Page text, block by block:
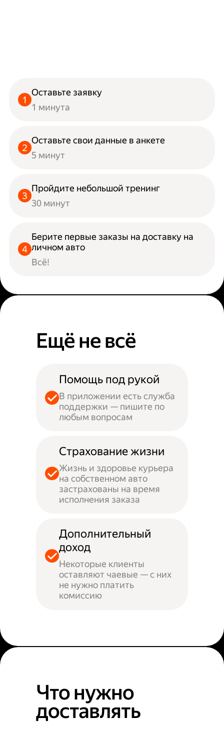
Оставьте заявку
1 минута
Оставьте свои данные в анкете
5 минут
Пройдите небольшой тренинг
30 минут
Берите первые заказы на доставку на
личном авто
Всё!
Ещё не всё
Помощь под рукой
В приложении есть служба
поддержки — пишите по
любым вопросам
Страхование жизни
Жизнь и здоровье курьера
на собственном авто
застрахованы на время
исполнения заказа
Дополнительный
доход
Некоторые клиенты
оставляют чаевые — с них
не нужно платить
комиссию
Что нужно
доставлять